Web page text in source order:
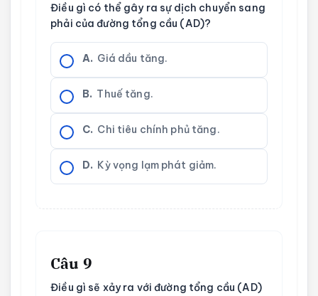
Điều gì có thể gây ra sự dịch chuyển sang
phải của đường tổng cầu (AD)?
A. Giá dầu tăng.
B. Thuế tăng.
C. Chi tiêu chính phủ tăng.
D. Kỳ vọng lạm phát giảm.
Câu 9
Điều gì sẽ xảy ra với đường tổng cầu (AD)